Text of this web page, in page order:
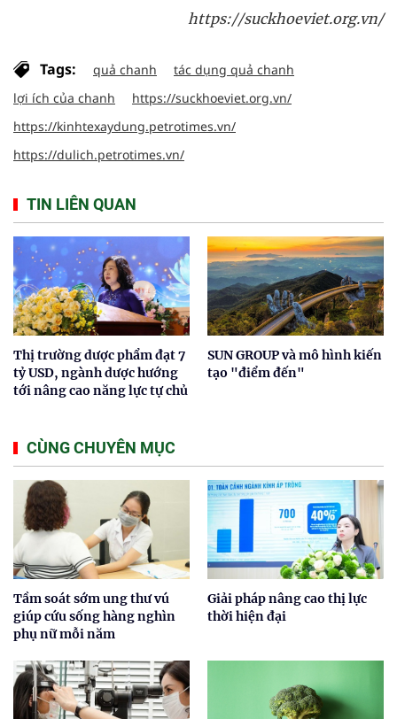
https://suckhoeviet.org.vn/
Tags: quả chanh
tác dụng quả chanh
lợi ích của chanh
https://suckhoeviet.org.vn/
https://kinhtexaydung.petrotimes.vn/
https://dulich.petrotimes.vn/
TIN LIÊN QUAN
Thị trường dược phẩm đạt 7
tỷ USD, ngành dược hướng
tới nâng cao năng lực tự chủ
SUN GROUP và mô hình kiến
tạo "điểm đến"
CÙNG CHUYÊN MỤC
Tầm soát sớm ung thư vú
giúp cứu sống hàng nghìn
phụ nữ mỗi năm
Giải pháp nâng cao thị lực
thời hiện đại